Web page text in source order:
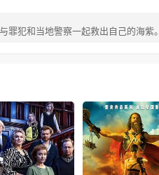
罪犯和当地警察一起救出自己的海紫。